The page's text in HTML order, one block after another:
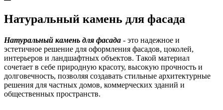
Натуральный камень для фасада
Натуральный камень для фасада - это надежное и
эстетичное решение для оформления фасадов, цоколей,
интерьеров и ландшафтных объектов. Такой материал
сочетает в себе природную красоту, высокую прочность и
долговечность, позволяя создавать стильные архитектурные
решения для частных домов, коммерческих зданий и
общественных пространств.